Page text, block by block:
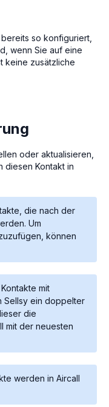
so konfiguriert,
wenn Sie auf eine
keine zusätzliche
oder aktualisieren,
diesen Kontakt in
die nach der
Um
können
mit
Sellsy ein doppelter
die
mit der neuesten
werden in Aircall